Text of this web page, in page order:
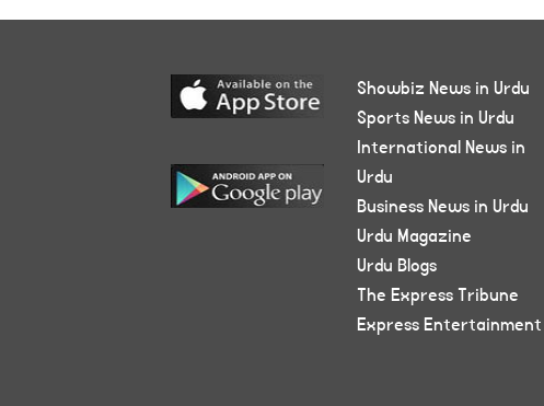
Showbiz News in Urdu
Sports News in Urdu
International News in
Urdu
Business News in Urdu
Urdu Magazine
Urdu Blogs
The Express Tribune
Express Entertainment